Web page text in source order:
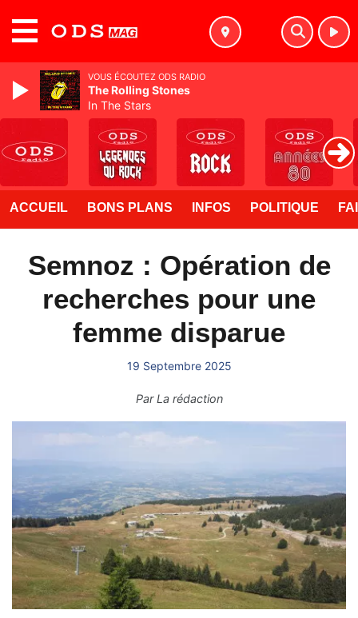
ACCUEIL BONS PLANS INFOS POLITIQUE
Semnoz : Opération de
recherches pour une
femme disparue
19 Septembre 2025
ParLa rédaction
VOUS ÉCOUTEZ ODS RADIO
The Rolling Stones
In The Stars